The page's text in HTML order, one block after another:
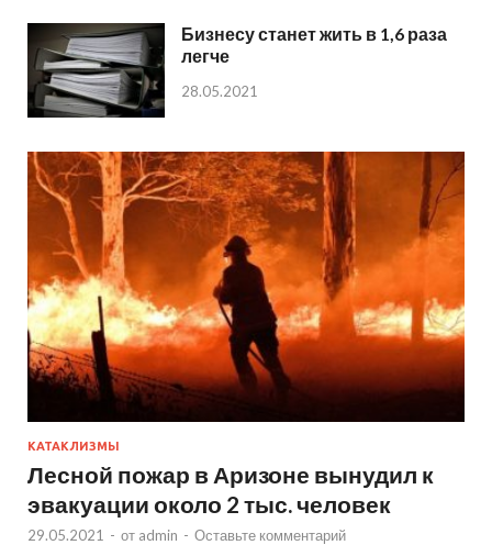
Бизнесу станет жить в 1,6 раза
легче
28.05.2021
КАТАКЛИЗМЫ
Лесной пожар в Аризоне вынудил к
эвакуации около 2 тыс. человек
29.05.2021 - от admin - Оставьте комментарий